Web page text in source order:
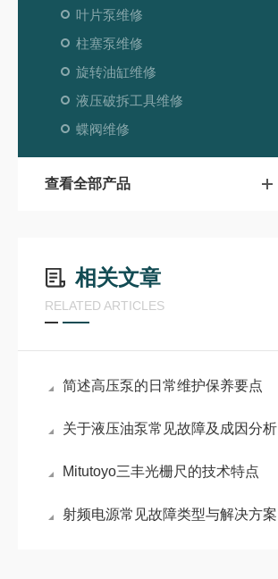
叶片泵维修
柱塞泵维修
旋转油缸维修
液压破拆工具维修
蝶阀维修
查看全部产品
相关文章
RELATED ARTICLES
简述高压泵的日常维护保养要点
关于液压油泵常见故障及成因分析
Mitutoyo三丰光栅尺的技术特点
射频电源常见故障类型与解决方案